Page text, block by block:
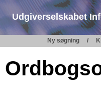
Udgiverselskabet
Ny søgning